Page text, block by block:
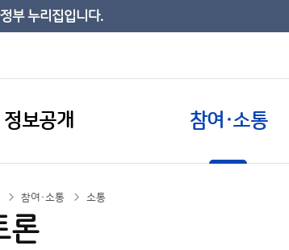
부 누리집입니다.
정보공개 참여·소통
참여·소통 소통
론